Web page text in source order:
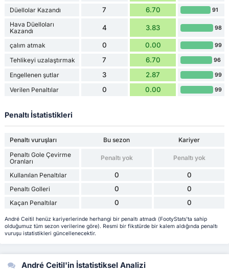
Düellolar Kazandı 7 6.70 91
Hava Düelloları
Kazandı
4 3.83 98
çalım atmak 0 0.00 99
Tehlikeyi uzalaştırmak 7 6.70 96
Engellenen şutlar 3 2.87 99
Verilen Penaltılar 0 0.00 99
Penaltı İstatistikleri
Penaltı vuruşları Bu sezon
Kariyer
Penaltı Gole Çevirme
Oranları
Penaltı yok Penaltı yok
Kullanılan Penaltılar 0 0
Penaltı Golleri 0 0
Kaçan Penaltılar 0 0
André Ceitil henüz kariyerlerinde herhangi bir penaltı atmadı (FootyStats'ta sahip
olduğumuz tüm sezon verilerine göre). Resmi bir fikstürde bir kalem aldığında penaltı
vuruşu istatistikleri güncellenecektir.
André Ceitil'in İstatistiksel Analizi